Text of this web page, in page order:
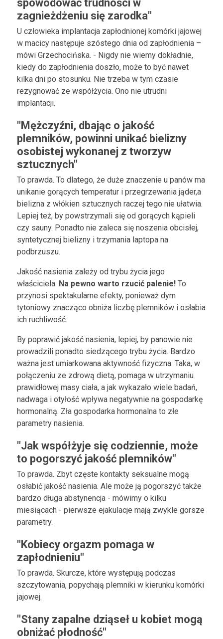
spowodować trudności w
zagnieżdżeniu się zarodka"
U człowieka implantacja zapłodnionej komórki jajowej
w macicy następuje szóstego dnia od zapłodnienia –
mówi Grzechocińska. - Nigdy nie wiemy dokładnie,
kiedy do zapłodnienia doszło, może to być nawet
kilka dni po stosunku. Nie trzeba w tym czasie
rezygnować ze współżycia. Ono nie utrudni
implantacji.
"Mężczyźni, dbając o jakość
plemników, powinni unikać bielizny
osobistej wykonanej z tworzyw
sztucznych"
To prawda. To dlatego, że duże znaczenie u panów ma
unikanie gorących temperatur i przegrzewania jąder,a
bielizna z włókien sztucznych raczej tego nie ułatwia.
Lepiej też, by powstrzymali się od gorących kąpieli
czy sauny. Ponadto nie zaleca się noszenia obcisłej,
syntetycznej bielizny i trzymania laptopa na
podbrzuszu.
Jakość nasienia zależy od trybu życia jego
właściciela. Na pewno warto rzucić palenie! To
przynosi spektakularne efekty, ponieważ dym
tytoniowy znacząco obniża liczbę plemników i osłabia
ich ruchliwość.
By poprawić jakość nasienia, lepiej, by panowie nie
prowadzili ponadto siedzącego trybu życia. Bardzo
ważna jest umiarkowana aktywność fizyczna. Taka, w
połączeniu ze zdrową dietą, pomaga w utrzymaniu
prawidłowej masy ciała, a jak wykazało wiele badań,
nadwaga i otyłość wpływa negatywnie na gospodarkę
hormonalną. Zła gospodarka hormonalna to złe
parametry nasienia.
"Jak współżyje się codziennie, może
to pogorszyć jakość plemników"
To prawda. Zbyt częste kontakty seksualne mogą
osłabić jakość nasienia. Ale może ją pogorszyć także
bardzo długa abstynencja - mówimy o kilku
miesiącach - pierwsze ejakulacje mają zwykle gorsze
parametry.
"Kobiecy orgazm pomaga w
zapłodnieniu"
To prawda. Skurcze, które występują podczas
szczytowania, popychają plemniki w kierunku komórki
jajowej.
"Stany zapalne dziąseł u kobiet mogą
obniżać płodność"